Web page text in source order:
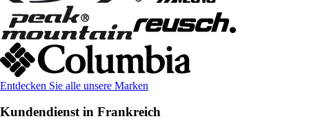
Entdecken Sie alle unsere Marken
Kundendienst in Frankreich